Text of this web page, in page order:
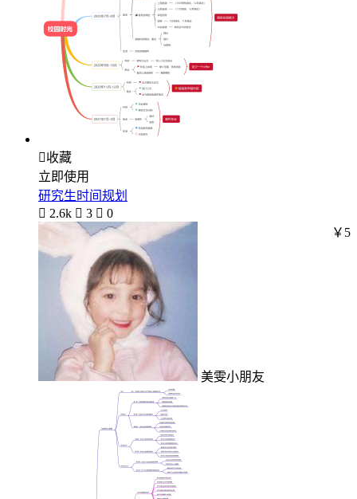
收藏
立即使用
研究生时间规划
 2.6k  3  0
美雯小朋友
￥5